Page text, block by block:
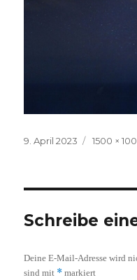
Veröffentlicht
9. April 2023
Volle
1500 ×
Schreibe
Deine E-Mail-Adresse wird
sind mit * markiert